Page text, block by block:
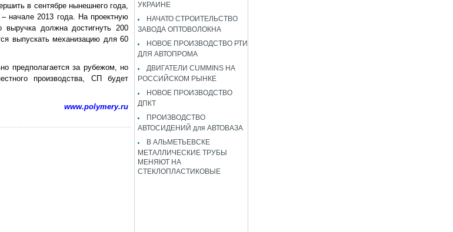
в сентябре нынешнего года,
начале 2013 года. На проектную
должна достигнуть 200
выпускать механизацию для 60
предполагается за рубежом, но
производства, СП будет
www.polymery.ru
УКРАИНЕ
НАЧАТО СТРОИТЕЛЬСТВО
ЗАВОДА ОПТОВОЛОКНА
НОВОЕ ПРОИЗВОДСТВО РТИ
ДЛЯ АВТОПРОМА
ДВИГАТЕЛИ CUMMINS НА
РОССИЙСКОМ РЫНКЕ
НОВОЕ ПРОИЗВОДСТВО
ДПКТ
ПРОИЗВОДСТВО
АВТОСИДЕНИЙ для АВТОВАЗА
В АЛЬМЕТЬЕВСКЕ
МЕТАЛЛИЧЕСКИЕ ТРУБЫ
МЕНЯЮТ НА
СТЕКЛОПЛАСТИКОВЫЕ